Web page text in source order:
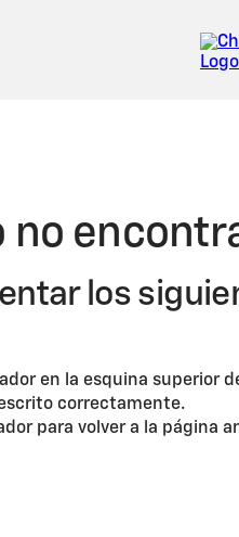
no
los
en la esquina superior
correctamente.
para volver a la página